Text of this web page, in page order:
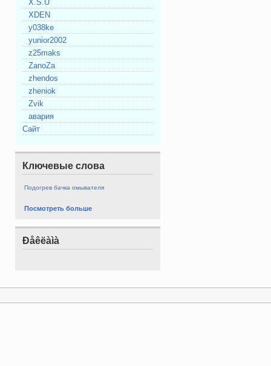
X.S.U
XDEN
y038ke
yunior2002
z25maks
ZanoZa
zhendos
zheniok
Zvik
авария
Сайт
Ключевые слова
Подогрев бачка омывателя
Посмотреть больше
Ðåêëàìà